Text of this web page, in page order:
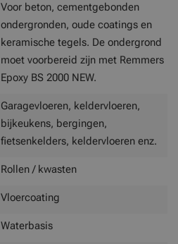
Voor beton, cementgebonden
ondergronden, oude coatings en
keramische tegels. De ondergrond
moet voorbereid zijn met Remmers
Epoxy BS 2000 NEW.
Garagevloeren, keldervloeren,
bijkeukens, bergingen,
fietsenkelders, keldervloeren enz.
Rollen / kwasten
Vloercoating
Waterbasis